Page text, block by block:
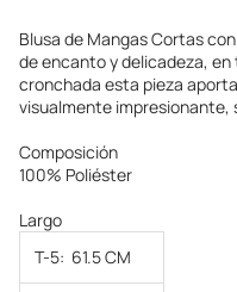
Blusa de Mangas Cortas
de encanto y delicadeza,
cronchada esta pieza
visualmente
Composición
100% Poliéster
Largo
T-5: 61.5 CM